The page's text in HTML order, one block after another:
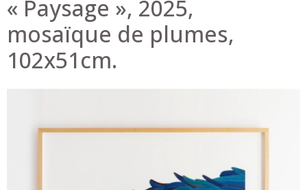
« Paysage », 2025,
mosaïque de plumes,
102x51cm.